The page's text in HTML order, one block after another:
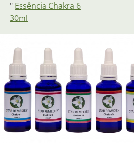
" Essência Chakra 6
30ml